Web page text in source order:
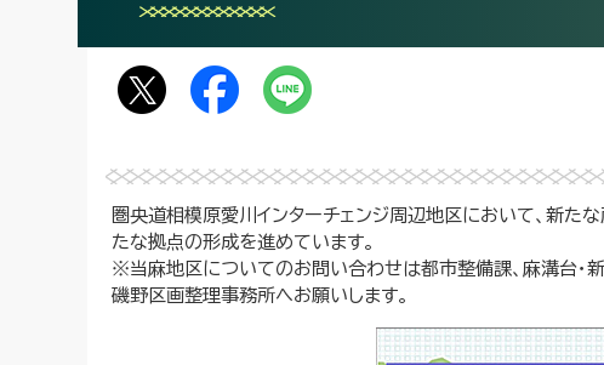
圏央道相模原愛川インターチェンジ周辺地区において、新
たな拠点の形成を進めています。
※当麻地区についてのお問い合わせは都市整備課、麻溝台・
磯野区画整理事務所へお願いします。